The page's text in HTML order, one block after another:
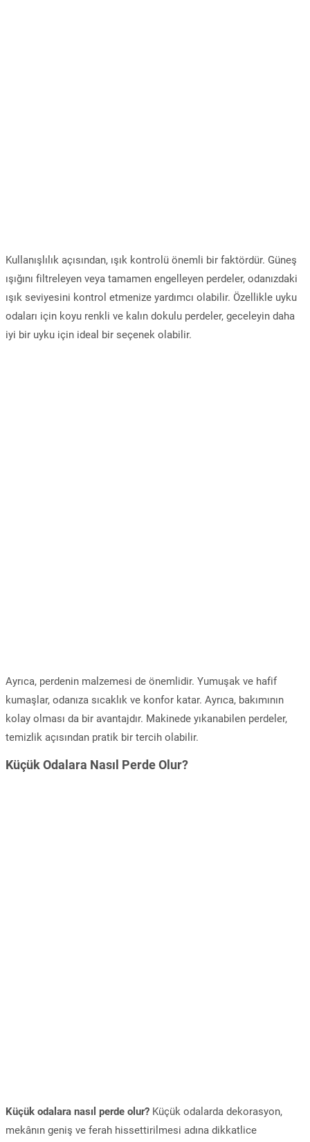
Kullanışlılık açısından, ışık kontrolü önemli bir faktördür. Güneş
ışığını filtreleyen veya tamamen engelleyen perdeler, odanızdaki
ışık seviyesini kontrol etmenize yardımcı olabilir. Özellikle uyku
odaları için koyu renkli ve kalın dokulu perdeler, geceleyin daha
iyi bir uyku için ideal bir seçenek olabilir.
Ayrıca, perdenin malzemesi de önemlidir. Yumuşak ve hafif
kumaşlar, odanıza sıcaklık ve konfor katar. Ayrıca, bakımının
kolay olması da bir avantajdır. Makinede yıkanabilen perdeler,
temizlik açısından pratik bir tercih olabilir.
Küçük Odalara Nasıl Perde Olur?
Küçük odalara nasıl perde olur? Küçük odalarda dekorasyon,
mekânın geniş ve ferah hissettirilmesi adına dikkatlice